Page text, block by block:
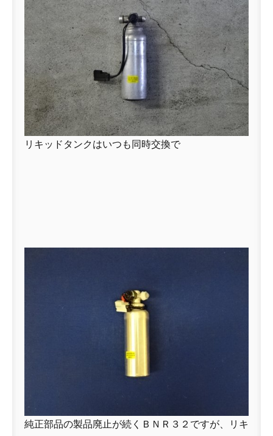
リキッドタンクはいつも同時交換で
純正部品の製品廃止が続くＢＮＲ３２ですが、リキ